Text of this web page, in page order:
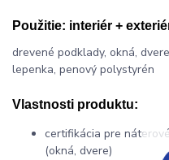
Použitie: interiér +
drevené podklady, okná,
lepenka, penový polystyrén
Vlastnosti produktu:
certifikácia pre
(okná, dvere)